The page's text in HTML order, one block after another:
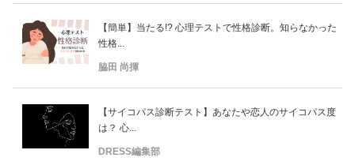
【簡単】当たる!? 心理テストで性格診断。知らなかった
性格...
脇田 尚揮
【サイコパス診断テスト】あなたや恋人のサイコパス度
は？ 心...
DRESS編集部